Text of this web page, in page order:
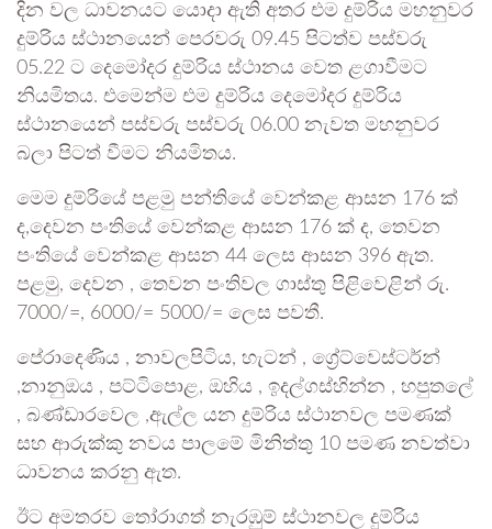
දින වල ධාවනයට යොදා ඇති අතර එම දුම්රිය මහනුවර
දුම්රිය ස්ථානයෙන් පෙරවරු 09.45 පිටත්ව පස්වරු
05.22 ට දෙමෝදර දුම්රිය ස්ථානය වෙත ළගාවීමට
නියමිතය. එමෙන්ම එම දුම්රිය දෙමෝදර දුම්රිය
ස්ථානයෙන් පස්වරු පස්වරු 06.00 නැවත මහනුවර
බලා පිටත් වීමට නියමිතය.
මෙම දුම්රියේ පළමු පන්තියේ වෙන්කළ ආසන 176 ක්
ද,දෙවන පංතියේ වෙන්කළ ආසන 176 ක් ද, තෙවන
පංතියේ වෙන්කළ ආසන 44 ලෙස ආසන 396 ඇත.
පළමු, දෙවන , තෙවන පංතිවල ගාස්තු පිළිවෙළින් රු.
7000/=, 6000/= 5000/= ලෙස පවතී.
පේරාදෙණිය , නාවලපිටිය, හැටන් , ග්‍රේට්වෙස්ටර්න්
,නානුඔය , පට්ටිපොළ, ඔහිය , ඉදල්ගස්හින්න , හපුතලේ
, බණ්ඩාරවෙල ,ඇල්ල යන දුම්රිය ස්ථානවල පමණක්
සහ ආරුක්කු නවය පාලමේ මිනිත්තු 10 පමණ නවත්වා
ධාවනය කරනු ඇත.
ඊට අමතරව තෝරාගත් නැරඹුම් ස්ථානවල දුම්රිය